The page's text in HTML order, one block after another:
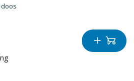
doos